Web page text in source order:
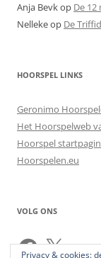
Anja Bevkop De 12
Nellekeop De
HOORSPEL LINKS
Geronimo
Het Hoorspelweb
Hoorspel
Hoorspelen.eu
VOLG ONS
Facebook
X
Privacy & cookies: